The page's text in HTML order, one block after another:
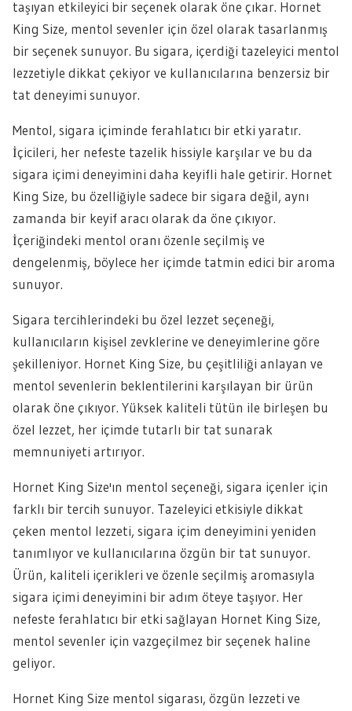
taşıyan etkileyici bir seçenek olarak öne çıkar. Hornet
King Size, mentol sevenler için özel olarak tasarlanmış
bir seçenek sunuyor. Bu sigara, içerdiği tazeleyici mentol
lezzetiyle dikkat çekiyor ve kullanıcılarına benzersiz bir
tat deneyimi sunuyor.
Mentol, sigara içiminde ferahlatıcı bir etki yaratır.
İçicileri, her nefeste tazelik hissiyle karşılar ve bu da
sigara içimi deneyimini daha keyifli hale getirir. Hornet
King Size, bu özelliğiyle sadece bir sigara değil, aynı
zamanda bir keyif aracı olarak da öne çıkıyor.
İçeriğindeki mentol oranı özenle seçilmiş ve
dengelenmiş, böylece her içimde tatmin edici bir aroma
sunuyor.
Sigara tercihlerindeki bu özel lezzet seçeneği,
kullanıcıların kişisel zevklerine ve deneyimlerine göre
şekilleniyor. Hornet King Size, bu çeşitliliği anlayan ve
mentol sevenlerin beklentilerini karşılayan bir ürün
olarak öne çıkıyor. Yüksek kaliteli tütün ile birleşen bu
özel lezzet, her içimde tutarlı bir tat sunarak
memnuniyeti artırıyor.
Hornet King Size'ın mentol seçeneği, sigara içenler için
farklı bir tercih sunuyor. Tazeleyici etkisiyle dikkat
çeken mentol lezzeti, sigara içim deneyimini yeniden
tanımlıyor ve kullanıcılarına özgün bir tat sunuyor.
Ürün, kaliteli içerikleri ve özenle seçilmiş aromasıyla
sigara içimi deneyimini bir adım öteye taşıyor. Her
nefeste ferahlatıcı bir etki sağlayan Hornet King Size,
mentol sevenler için vazgeçilmez bir seçenek haline
geliyor.
Hornet King Size mentol sigarası, özgün lezzeti ve